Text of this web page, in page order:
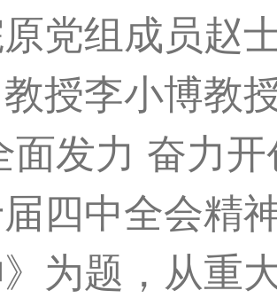
党组成员赵
授李小博教
面发力 奋力
四中全会精
为题，从重